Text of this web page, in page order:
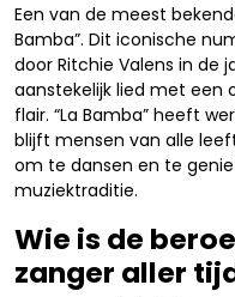
Een van de meest
Bamba”. Dit iconische
door Ritchie Valens in de
aanstekelijk lied met een
flair. “La Bamba” heeft
blijft mensen van alle
om te dansen en te
muziektraditie.
Wie is de
zanger aller